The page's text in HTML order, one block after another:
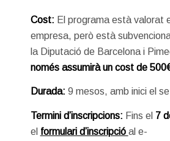
Cost: El programa està valorat
empresa, però està
la Diputació de Barcelona i
només assumirà un cost de
Durada: 9 mesos, amb inici el
Termini d’inscripcions: Fins el 7
el formulari d’inscripció al e-